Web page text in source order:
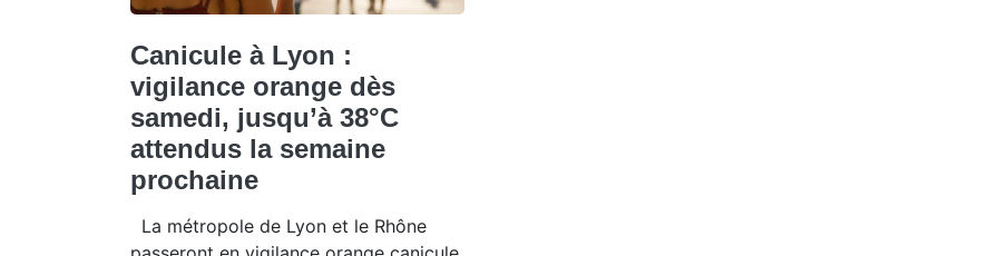
Canicule à Lyon :
vigilance orange dès
samedi, jusqu’à 38°C
attendus la semaine
prochaine
La métropole de Lyon et le Rhône